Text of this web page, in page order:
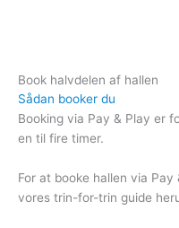
Book halvdelen af hallen
Sådan booker du
Booking via Pay & Play er
en til fire timer.
For at booke hallen via
vores trin-for-trin guide